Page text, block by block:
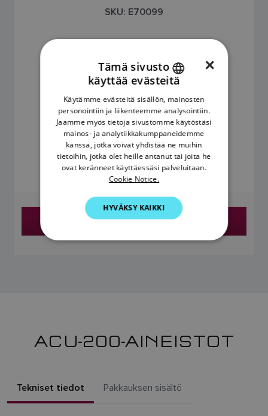
SKU: E70099
1.248,73 €
Hinta sisältää arvonlisäveron
Etsi jälleenmyyjä
ACU-200-AINEISTOT
Tekniset tiedot Pakkauksen sisältö
ENGLISH
DANISH
ITALIAN
SWEDISH
DUTCH
×
Tämä sivusto
käyttää evästeitä
Käytämme evästeitä sisällön, mainosten
personointiin ja liikenteemme analysointiin.
Jaamme myös tietoja sivustomme käytöstäsi
mainos- ja analytiikkakumppaneidemme
kanssa, jotka voivat yhdistää ne muihin
tietoihin, jotka olet heille antanut tai joita he
ovat keränneet käyttäessäsi palveluitaan.
Cookie Notice.
HYVÄKSY KAIKKI